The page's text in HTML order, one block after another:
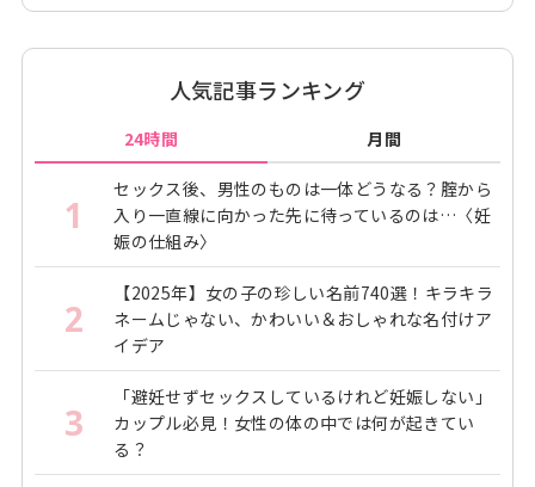
人気記事ランキング
24時間 月間
1
セックス後、男性のものは一体どうなる？腟から
入り一直線に向かった先に待っているのは…〈妊
娠の仕組み〉
2
【2025年】女の子の珍しい名前740選！キラキラ
ネームじゃない、かわいい＆おしゃれな名付けア
イデア
3
「避妊せずセックスしているけれど妊娠しない」
カップル必見！女性の体の中では何が起きてい
る？